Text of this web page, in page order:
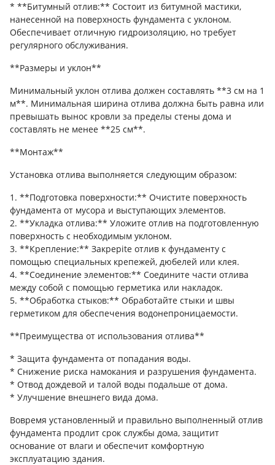
* **Битумный отлив:** Состоит из битумной мастики,
нанесенной на поверхность фундамента с уклоном.
Обеспечивает отличную гидроизоляцию, но требует
регулярного обслуживания.
**Размеры и уклон**
Минимальный уклон отлива должен составлять **3 см на 1
м**. Минимальная ширина отлива должна быть равна или
превышать вынос кровли за пределы стены дома и
составлять не менее **25 см**.
**Монтаж**
Установка отлива выполняется следующим образом:
1. **Подготовка поверхности:** Очистите поверхность
фундамента от мусора и выступающих элементов.
2. **Укладка отлива:** Уложите отлив на подготовленную
поверхность с необходимым уклоном.
3. **Крепление:** Закреpite отлив к фундаменту с
помощью специальных крепежей, дюбелей или клея.
4. **Соединение элементов:** Соедините части отлива
между собой с помощью герметика или накладок.
5. **Обработка стыков:** Обработайте стыки и швы
герметиком для обеспечения водонепроницаемости.
**Преимущества от использования отлива**
* Защита фундамента от попадания воды.
* Снижение риска намокания и разрушения фундамента.
* Отвод дождевой и талой воды подальше от дома.
* Улучшение внешнего вида дома.
Вовремя установленный и правильно выполненный отлив
фундамента продлит срок службы дома, защитит
основание от влаги и обеспечит комфортную
эксплуатацию здания.